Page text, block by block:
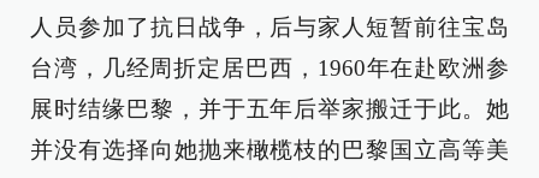
人员参加了抗日战争，后与家人短暂前往宝岛
台湾，几经周折定居巴西，1960年在赴欧洲参
展时结缘巴黎，并于五年后举家搬迁于此。她
并没有选择向她抛来橄榄枝的巴黎国立高等美